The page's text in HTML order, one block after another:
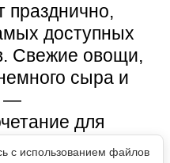
празднично,
доступных
Свежие овощи,
сыра и
—
для
с использованием файлов